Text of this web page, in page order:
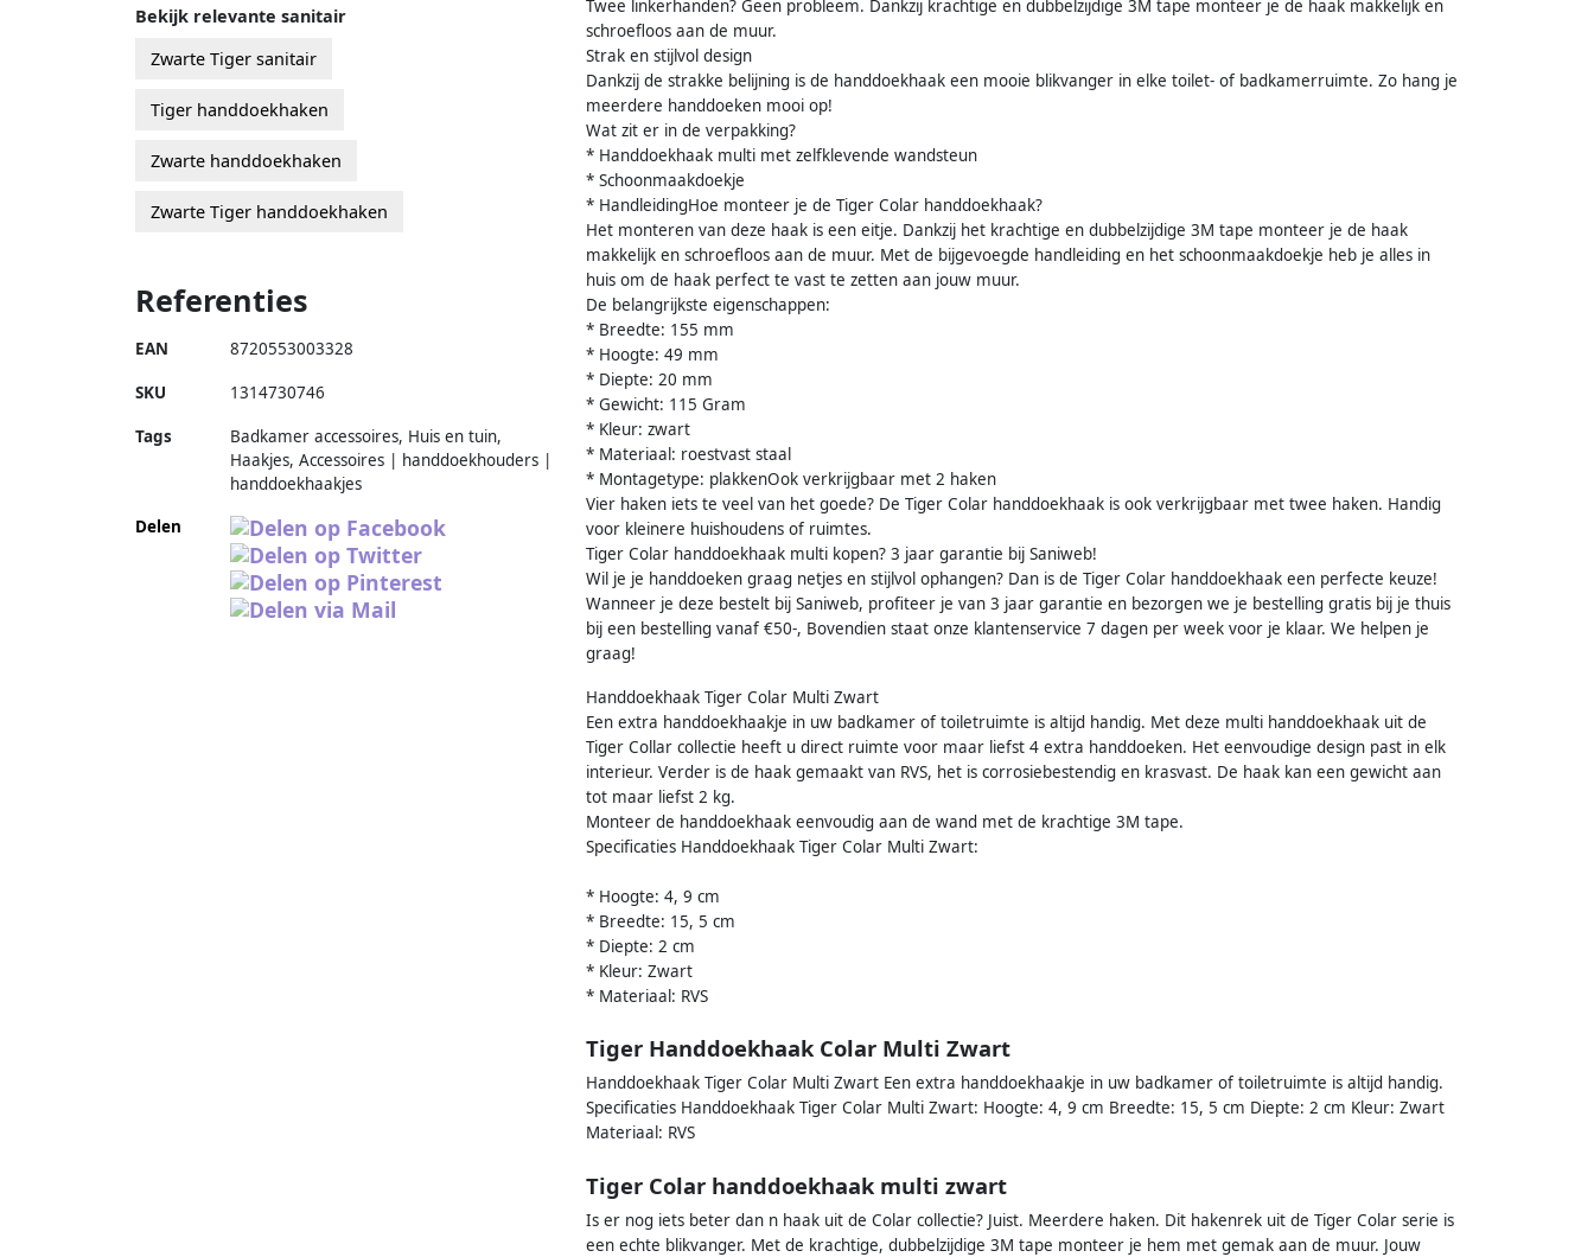
Twee linkerhanden? Geen probleem. Dankzij krachtige en dubbelzijdige 3M tape monteer je de haak makkelijk en
schroefloos aan de muur.
Strak en stijlvol design
Dankzij de strakke belijning is de handdoekhaak een mooie blikvanger in elke toilet- of badkamerruimte. Zo hang je
meerdere handdoeken mooi op!
Wat zit er in de verpakking?
* Handdoekhaak multi met zelfklevende wandsteun
* Schoonmaakdoekje
* HandleidingHoe monteer je de Tiger Colar handdoekhaak?
Het monteren van deze haak is een eitje. Dankzij het krachtige en dubbelzijdige 3M tape monteer je de haak
makkelijk en schroefloos aan de muur. Met de bijgevoegde handleiding en het schoonmaakdoekje heb je alles in
huis om de haak perfect te vast te zetten aan jouw muur.
De belangrijkste eigenschappen:
* Breedte: 155 mm
* Hoogte: 49 mm
* Diepte: 20 mm
* Gewicht: 115 Gram
* Kleur: zwart
* Materiaal: roestvast staal
* Montagetype: plakkenOok verkrijgbaar met 2 haken
Vier haken iets te veel van het goede? De Tiger Colar handdoekhaak is ook verkrijgbaar met twee haken. Handig
voor kleinere huishoudens of ruimtes.
Tiger Colar handdoekhaak multi kopen? 3 jaar garantie bij Saniweb!
Wil je je handdoeken graag netjes en stijlvol ophangen? Dan is de Tiger Colar handdoekhaak een perfecte keuze!
Wanneer je deze bestelt bij Saniweb, profiteer je van 3 jaar garantie en bezorgen we je bestelling gratis bij je thuis
bij een bestelling vanaf €50-, Bovendien staat onze klantenservice 7 dagen per week voor je klaar. We helpen je
graag!
Handdoekhaak Tiger Colar Multi Zwart
Een extra handdoekhaakje in uw badkamer of toiletruimte is altijd handig. Met deze multi handdoekhaak uit de
Tiger Collar collectie heeft u direct ruimte voor maar liefst 4 extra handdoeken. Het eenvoudige design past in elk
interieur. Verder is de haak gemaakt van RVS, het is corrosiebestendig en krasvast. De haak kan een gewicht aan
tot maar liefst 2 kg.
Monteer de handdoekhaak eenvoudig aan de wand met de krachtige 3M tape.
Specificaties Handdoekhaak Tiger Colar Multi Zwart:
* Hoogte: 4, 9 cm
* Breedte: 15, 5 cm
* Diepte: 2 cm
* Kleur: Zwart
* Materiaal: RVS
Tiger Handdoekhaak Colar Multi Zwart
Handdoekhaak Tiger Colar Multi Zwart Een extra handdoekhaakje in uw badkamer of toiletruimte is altijd handig.
Specificaties Handdoekhaak Tiger Colar Multi Zwart: Hoogte: 4, 9 cm Breedte: 15, 5 cm Diepte: 2 cm Kleur: Zwart
Materiaal: RVS
Tiger Colar handdoekhaak multi zwart
Is er nog iets beter dan n haak uit de Colar collectie? Juist. Meerdere haken. Dit hakenrek uit de Tiger Colar serie is
een echte blikvanger. Met de krachtige, dubbelzijdige 3M tape monteer je hem met gemak aan de muur. Jouw
Bekijk relevante sanitair
Zwarte Tiger sanitair
Tiger handdoekhaken
Zwarte handdoekhaken
Zwarte Tiger handdoekhaken
Referenties
EAN 8720553003328
SKU 1314730746
Tags
Badkamer accessoires, Huis en tuin,
Haakjes, Accessoires | handdoekhouders |
handdoekhaakjes
Delen